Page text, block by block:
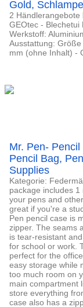
Gold,
2
GEOtec - Blechetui
Werkstoff:
Ausstattung:
mm (ohne Inhalt) -
Mr. Pen-
Pencil Bag,
Supplies
Kategorie:
package includes
your pens and
great if you're a
Pen pencil case is
zipper. The seams
is tear-resistant
for school or work.
perfect for the
easy storage while
too much room on
main compartment
store everything
case also has a